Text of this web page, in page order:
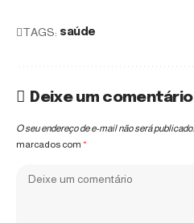
TAGS: saúde
Deixe um comentário
O seu endereço de e-mail não será publicado.
marcados com *